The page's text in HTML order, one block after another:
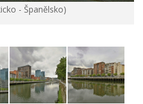
- Španělsko)